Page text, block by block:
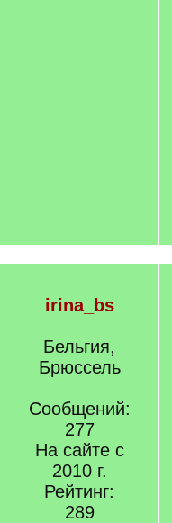
irina_bs
Бельгия,
Брюссель
Сообщений:
277
На сайте с
2010 г.
Рейтинг:
289